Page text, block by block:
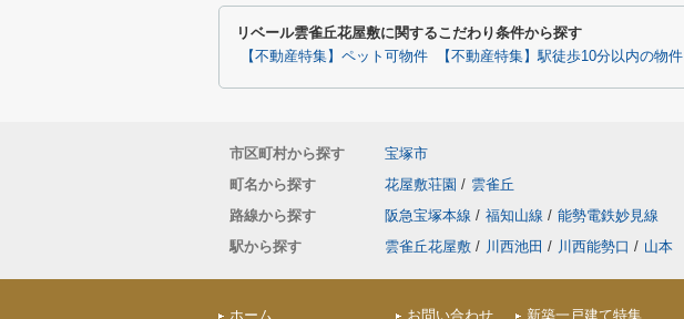
リベール雲雀丘花屋敷に関するこだわり条件から探す
【不動産特集】ペット可物件 【不動産特集】駅徒歩10分以内の物件
市区町村から探す
宝塚市
町名から探す
花屋敷荘園 / 雲雀丘
路線から探す
阪急宝塚本線 / 福知山線 / 能勢電鉄妙見線
駅から探す
雲雀丘花屋敷 / 川西池田 / 川西能勢口 / 山本
ホーム
お問い合わせ
新築一戸建て特集